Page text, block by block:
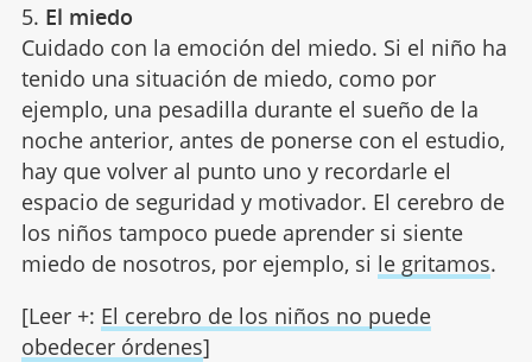
5. El miedo
Cuidado con la emoción del miedo. Si el niño ha
tenido una situación de miedo, como por
ejemplo, una pesadilla durante el sueño de la
noche anterior, antes de ponerse con el estudio,
hay que volver al punto uno y recordarle el
espacio de seguridad y motivador. El cerebro de
los niños tampoco puede aprender si siente
miedo de nosotros, por ejemplo, si le gritamos.
[Leer +: El cerebro de los niños no puede
obedecer órdenes]